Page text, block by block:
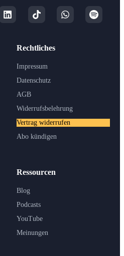
Ressourcen
Blog
Podcasts
YouTube
Meinungen
Rechtliches
Impressum
Datenschutz
AGB
Widerrufsbelehrung
Vertrag widerrufen
Abo kündigen